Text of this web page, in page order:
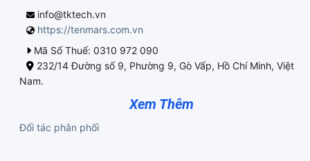
info@tktech.vn
https://tenmars.com.vn
Mã Số Thuế: 0310 972 090
232/14 Đường số 9, Phường 9, Gò Vấp, Hồ Chí Minh, Việt
Nam.
Xem Thêm
Đối tác phân phối